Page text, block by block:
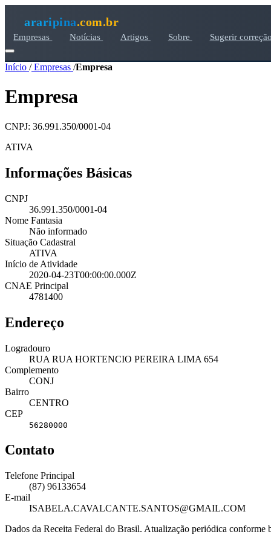
araripina.com.br
Empresas Notícias Artigos Sobre Sugerir
Início /Empresas /Empresa
Empresa
CNPJ: 36.991.350/0001-04
ATIVA
Informações Básicas
CNPJ
36.991.350/0001-04
Nome Fantasia
Não informado
Situação Cadastral
ATIVA
Início de Atividade
2020-04-23T00:00:00.000Z
CNAE Principal
4781400
Endereço
Logradouro
RUA RUA HORTENCIO PEREIRA LIMA 654
Complemento
CONJ
Bairro
CENTRO
CEP
56280000
Contato
Telefone Principal
(87) 96133654
E-mail
ISABELA.CAVALCANTE.SANTOS@GMAIL.COM
Dados da Receita Federal do Brasil. Atualização periódica conforme